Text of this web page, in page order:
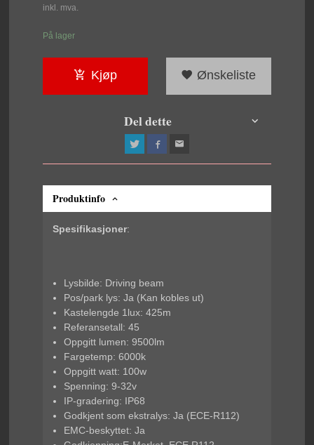
inkl. mva.
På lager
Kjøp Ønskeliste
Del dette
Produktinfo
Spesifikasjoner:
Lysbilde: Driving beam
Pos/park lys: Ja (Kan kobles ut)
Kastelengde 1lux: 425m
Referansetall: 45
Oppgitt lumen: 9500lm
Fargetemp: 6000k
Oppgitt watt: 100w
Spenning: 9-32v
IP-gradering: IP68
Godkjent som ekstralys: Ja (ECE-R112)
EMC-beskyttet: Ja